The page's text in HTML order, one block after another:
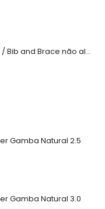
XL Shimano Jardineira / Bib and Brace não alcochoada preta
Gamba Natural 2.5
Gamba Natural 3.0